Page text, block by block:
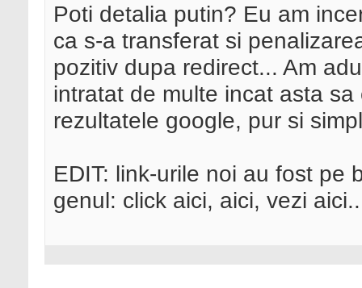
Poti detalia putin? Eu am
ca s-a transferat si
pozitiv dupa redirect... Am
intratat de multe incat asta
rezultatele google, pur si
EDIT: link-urile noi au fost pe
genul: click aici, aici, vezi